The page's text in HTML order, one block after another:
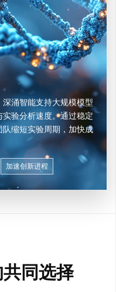
涌智能支持大规模模型
验分析速度。通过稳定
缩短实验周期，加快成
加速创新进程
同选择